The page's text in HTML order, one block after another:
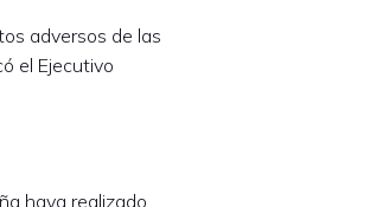
adversos de las
el Ejecutivo
haya realizado